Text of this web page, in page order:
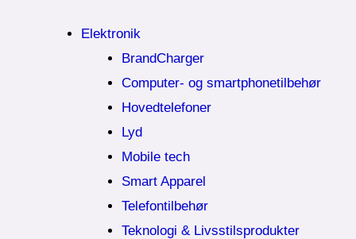
Elektronik
BrandCharger
Computer- og smartphonetilbehør
Hovedtelefoner
Lyd
Mobile tech
Smart Apparel
Telefontilbehør
Teknologi & Livsstilsprodukter